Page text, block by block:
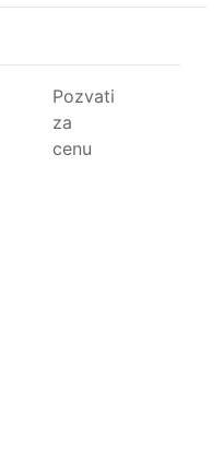
Pozvati
za
cenu